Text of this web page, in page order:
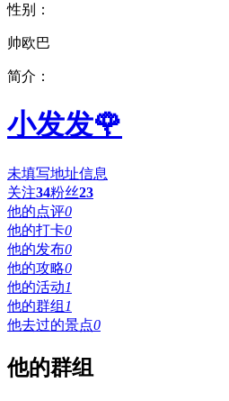
性别：
帅欧巴
简介：
小发发🌹
未填写地址信息
关注34粉丝23
他的点评0
他的打卡0
他的发布0
他的攻略0
他的活动1
他的群组 1
他去过的景点0
他的群组